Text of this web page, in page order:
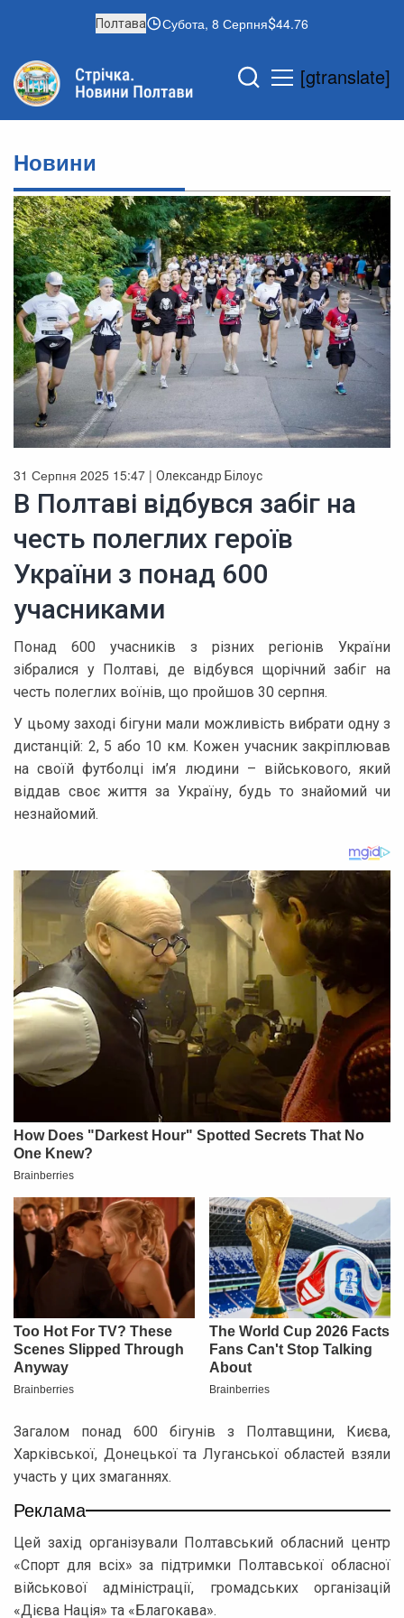
Полтава Субота, 8 Серпня 44.76
[gtranslate]
Новини
31 Серпня 2025 15:47 | Олександр Білоус
В Полтаві відбувся забіг на
честь полеглих героїв
України з понад 600
учасниками
Понад 600 учасників з різних регіонів України
зібралися у Полтаві, де відбувся щорічний забіг на
честь полеглих воїнів, що пройшов 30 серпня.
У цьому заході бігуни мали можливість вибрати одну з
дистанцій: 2, 5 або 10 км. Кожен учасник закріплював
на своїй футболці ім’я людини – військового, який
віддав своє життя за Україну, будь то знайомий чи
незнайомий.
Загалом понад 600 бігунів з Полтавщини, Києва,
Харківської, Донецької та Луганської областей взяли
участь у цих змаганнях.
Реклама
Цей захід організували Полтавський обласний центр
«Спорт для всіх» за підтримки Полтавської обласної
військової адміністрації, громадських організацій
«Дієва Нація» та «Благокава».